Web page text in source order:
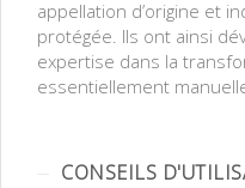
appellation d’origine et
protégée. Ils ont ainsi
expertise dans la
essentiellement
CONSEILS